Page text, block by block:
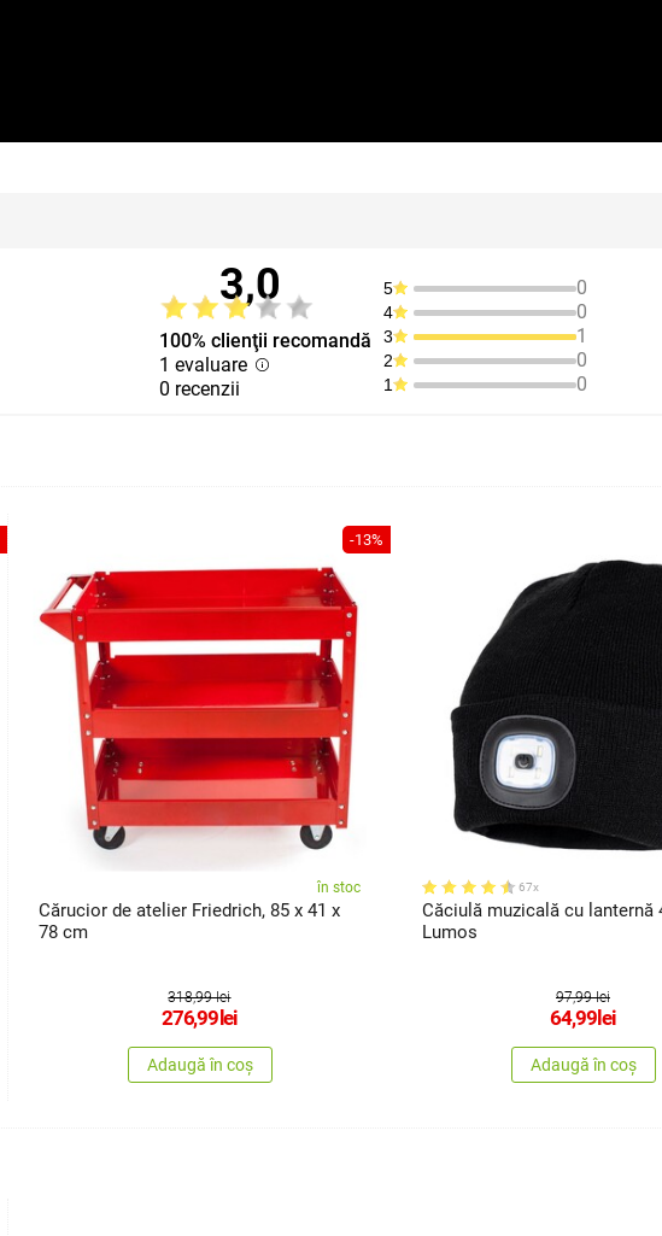
3,0
100% clienţii recomandă
1 evaluare
0 recenzii
5 0
4 0
3 1
2 0
1 0
-13%
în stoc
Cărucior de atelier Friedrich, 85 x 41 x
78 cm
318,99 lei
276,99 lei
Adaugă în coș
67x
Căciulă muzicală cu lanternă
Lumos
97,99 lei
64,99 lei
Adaugă în coș